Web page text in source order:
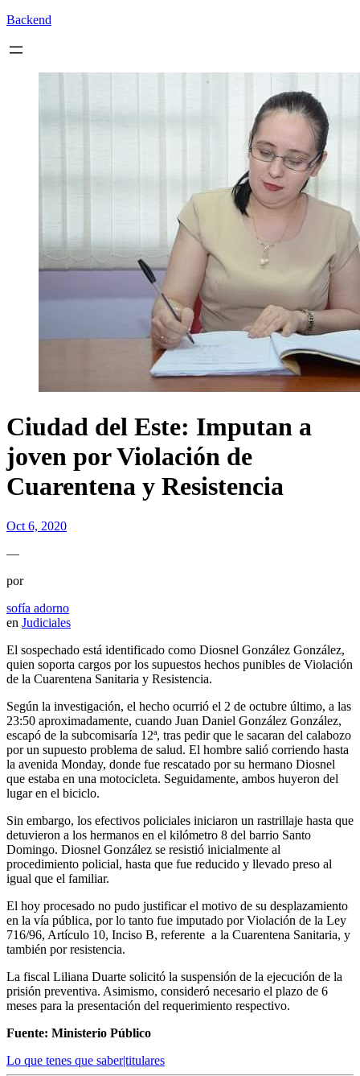
Backend
Ciudad del Este: Imputan a
joven por Violación de
Cuarentena y Resistencia
Oct 6, 2020
—
por
sofía adorno
en Judiciales
El sospechado está identificado como Diosnel González González,
quien soporta cargos por los supuestos hechos punibles de Violación
de la Cuarentena Sanitaria y Resistencia.
Según la investigación, el hecho ocurrió el 2 de octubre último, a las
23:50 aproximadamente, cuando Juan Daniel González González,
escapó de la subcomisaría 12ª, tras pedir que le sacaran del calabozo
por un supuesto problema de salud. El hombre salió corriendo hasta
la avenida Monday, donde fue rescatado por su hermano Diosnel
que estaba en una motocicleta. Seguidamente, ambos huyeron del
lugar en el biciclo.
Sin embargo, los efectivos policiales iniciaron un rastrillaje hasta que
detuvieron a los hermanos en el kilómetro 8 del barrio Santo
Domingo. Diosnel González se resistió inicialmente al
procedimiento policial, hasta que fue reducido y llevado preso al
igual que el familiar.
El hoy procesado no pudo justificar el motivo de su desplazamiento
en la vía pública, por lo tanto fue imputado por Violación de la Ley
716/96, Artículo 10, Inciso B, referente a la Cuarentena Sanitaria, y
también por resistencia.
La fiscal Liliana Duarte solicitó la suspensión de la ejecución de la
prisión preventiva. Asimismo, consideró necesario el plazo de 6
meses para la presentación del requerimiento respectivo.
Fuente: Ministerio Público
Lo que tenes que saber|titulares